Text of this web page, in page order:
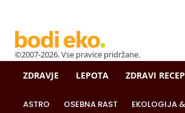
©2007-2026. Vse pravice pridržane.
ZDRAVJE LEPOTA ZDRAVI
ASTRO OSEBNA RAST EKOLOGIJA